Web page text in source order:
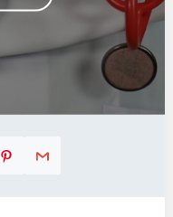
PinterestE-mail